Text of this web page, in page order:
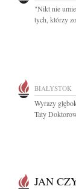
"Nikt nie
tych, którzy
BIAŁYSTOK
Wyrazy
Taty
JAN